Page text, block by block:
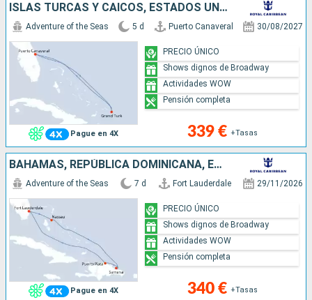
ISLAS TURCAS Y CAICOS, ESTADOS UNIDOS
Pague en 4X
Adventure of the Seas 5 d Puerto Canaveral 30/08/2027
339 € +Tasas
PRECIO ÚNICO
Shows dignos de Broadway
Actividades WOW
Pensión completa
BAHAMAS, REPÚBLICA DOMINICANA, ESTADOS UNIDOS
Pague en 4X
Adventure of the Seas 7 d Fort Lauderdale 29/11/2026
340 € +Tasas
PRECIO ÚNICO
Shows dignos de Broadway
Actividades WOW
Pensión completa